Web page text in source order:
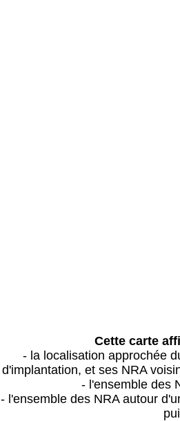
Cette carte
- la localisation approchée
d'implantation, et ses NRA
- l'ensemble des
- l'ensemble des NRA autour